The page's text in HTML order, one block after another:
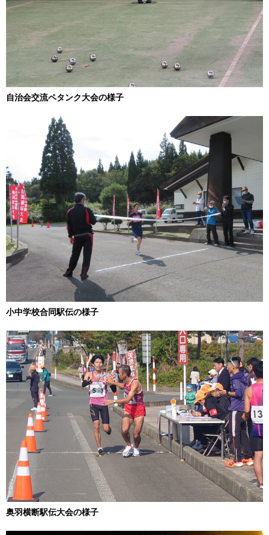
自治会交流ペタンク大会の様子
小中学校合同駅伝の様子
奥羽横断駅伝大会の様子